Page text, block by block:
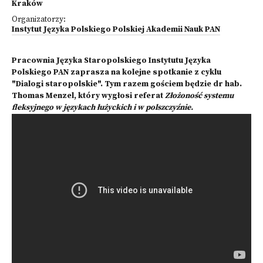
Kraków
Organizatorzy:
Instytut Języka Polskiego Polskiej Akademii Nauk PAN
Pracownia Języka Staropolskiego Instytutu Języka
Polskiego PAN zaprasza na kolejne spotkanie z cyklu
"Dialogi staropolskie". Tym razem gościem będzie dr hab.
Thomas Menzel, który wygłosi referatZłożoność systemu
fleksyjnego w językach łużyckich i w polszczyźnie.